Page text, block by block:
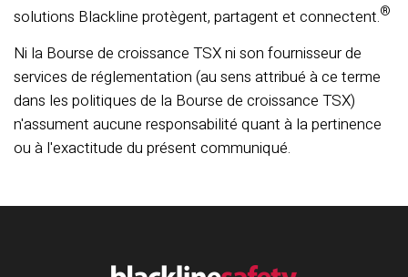
solutions Blackline protègent, partagent et connectent.®
Ni la Bourse de croissance TSX ni son fournisseur de
services de réglementation (au sens attribué à ce terme
dans les politiques de la Bourse de croissance TSX)
n'assument aucune responsabilité quant à la pertinence
ou à l'exactitude du présent communiqué.